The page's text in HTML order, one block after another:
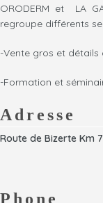
ORODERM et LA
regroupe différents
-Vente gros et
-Formation et
Adresse
Route de Bizerte Km
Phone